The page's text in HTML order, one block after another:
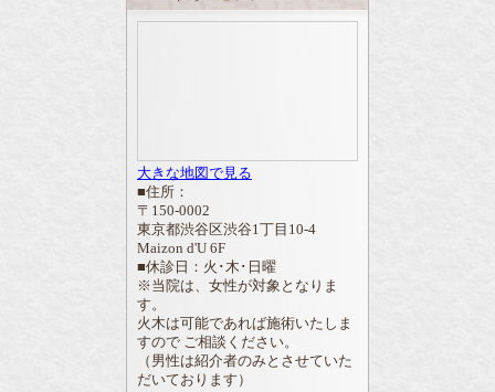
大きな地図で見る
■住所：
〒150-0002
東京都渋谷区渋谷1丁目10-4
Maizon d'U 6F
■休診日：火･木･日曜
※当院は、女性が対象となりま
す。
火木は可能であれば施術いたしま
すので ご相談ください。
（男性は紹介者のみとさせていた
だいております）